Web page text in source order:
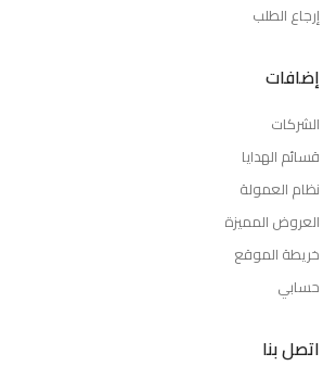
إرجاع الطلب
إضافات
الشركات
قسائم الهدايا
نظام العمولة
العروض المميزة
خريطة الموقع
حسابي
اتصل بنا